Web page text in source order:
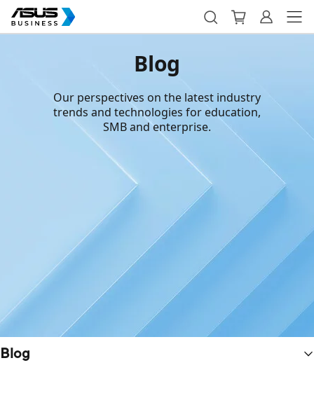
Blog
Our perspectives on the latest industry
trends and technologies for education,
SMB and enterprise.
Blog